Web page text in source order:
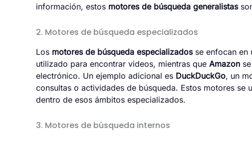
información, estos motores de búsqueda generalistas
2. Motores de búsqueda especializados
Los motores de búsqueda especializadosse enfocan en
utilizado para encontrar videos, mientras que Amazon
electrónico. Un ejemplo adicional es DuckDuckGo, un
consultas o actividades de búsqueda. Estos motores
dentro de esos ámbitos especializados.
3. Motores de búsqueda internos